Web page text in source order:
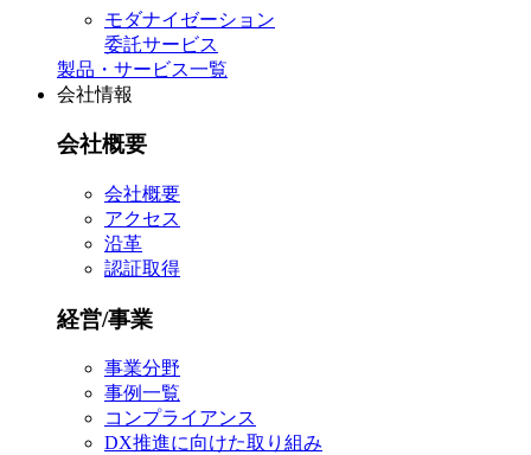
モダナイゼーション
委託サービス
製品・サービス一覧
会社情報
会社概要
会社概要
アクセス
沿革
認証取得
経営/事業
事業分野
事例一覧
コンプライアンス
DX推進に向けた取り組み